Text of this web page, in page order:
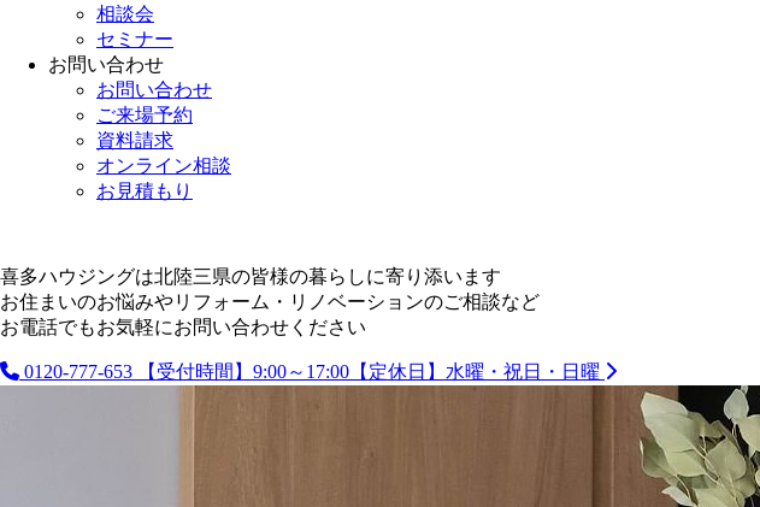
相談会
セミナー
お問い合わせ
お問い合わせ
ご来場予約
資料請求
オンライン相談
お見積もり
喜多ハウジングは北陸三県の皆様の暮らしに寄り添います
お住まいのお悩みやリフォーム・リノベーションのご相談など
お電話でもお気軽にお問い合わせください
0120-777-653 【受付時間】9:00～17:00【定休日】水曜・祝日・日曜